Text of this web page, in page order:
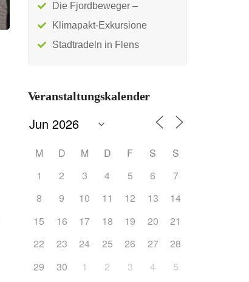
Die Fjordbeweger –
Klimapakt-Exkursione
Stadtradeln in Flens
Veranstaltungskalender
M D M D F S
S
1
2 3 4 5 6
7
8
9 10 11 12 13
14
15
16 17 18 19 20
21
22
23 24 25 26 27
28
29
30 1 2 3 4 5